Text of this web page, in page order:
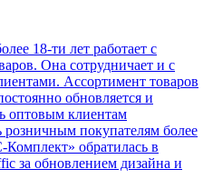
18-ти лет работает с
Она сотрудничает и с
Ассортимент товаров
обновляется и
оптовым клиентам
розничным покупателям более
обратилась в
за обновлением дизайна и